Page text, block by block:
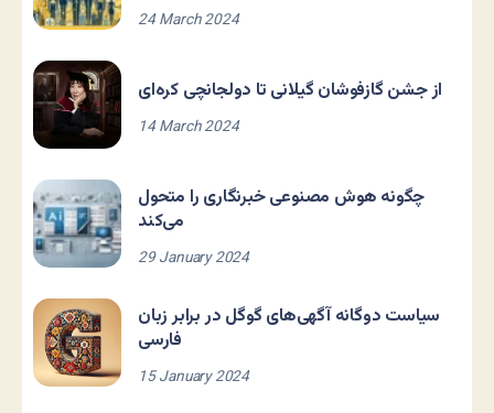
24 March 2024
از جشن گازفوشان گیلانی تا دولجانچی کره‌ای
14 March 2024
چگونه هوش مصنوعی خبرنگاری را متحول
می‌کند
29 January 2024
سیاست دوگانه آگهی‌های گوگل در برابر زبان
فارسی
15 January 2024